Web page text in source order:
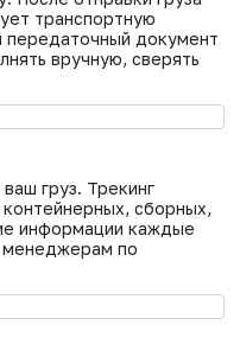
транспортную
передаточный документ
вручную, сверять
—
груз. Трекинг
сборных,
информации каждые
менеджерам по
загрузки груза вы